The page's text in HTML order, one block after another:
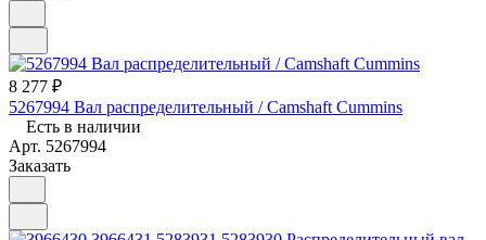
8 277 ₽
5267994 Вал распределительный / Camshaft Cummins
Есть в наличии
Арт. 5267994
Заказать